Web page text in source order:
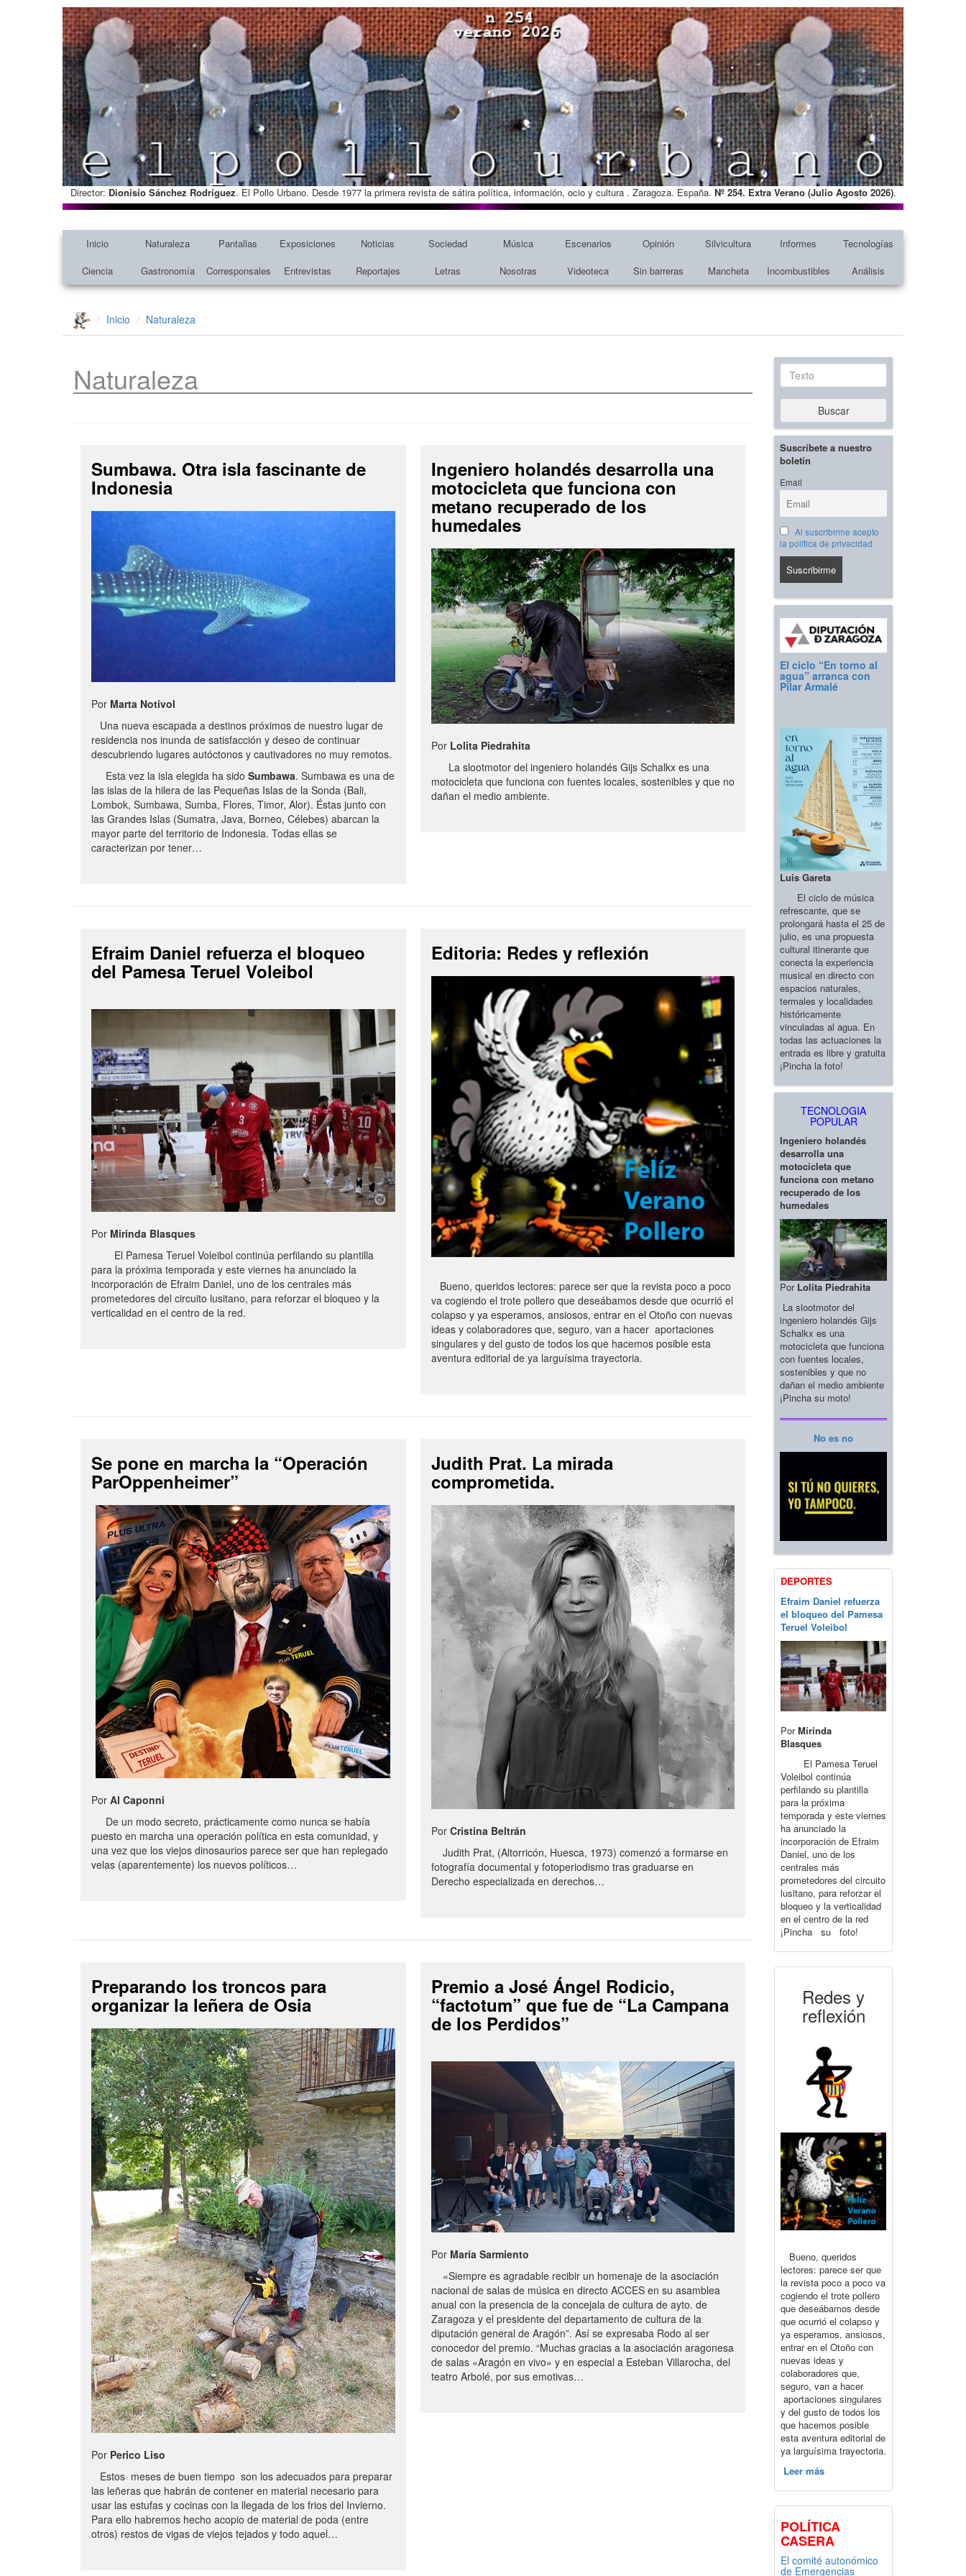
Director: Dionisio Sánchez Rodríguez. El Pollo Urbano. Desde 1977 la primera revista de sátira política, información, ocio y cultura . Zaragoza. España. Nº 254. Extra Verano (Julio Agosto 2026).
Inicio Naturaleza Pantallas Exposiciones Noticias Sociedad Música Escenarios Opinión Silvicultura Informes
Tecnologías
Ciencia
Gastronomía Corresponsales Entrevistas Reportajes Letras Nosotras Videoteca Sin barreras Mancheta Incombustibles Análisis
Inicio Naturaleza
Naturaleza
Sumbawa. Otra isla fascinante de
Indonesia
Por Marta Notivol
Una nueva escapada a destinos próximos de nuestro lugar de
residencia nos inunda de satisfacción y deseo de continuar
descubriendo lugares autóctonos y cautivadores no muy remotos.
Esta vez la isla elegida ha sido Sumbawa. Sumbawa es una de
las islas de la hilera de las Pequeñas Islas de la Sonda (Bali,
Lombok, Sumbawa, Sumba, Flores, Timor, Alor). Éstas junto con
las Grandes Islas (Sumatra, Java, Borneo, Célebes) abarcan la
mayor parte del territorio de Indonesia. Todas ellas se
caracterizan por tener…
Ingeniero holandés desarrolla una
motocicleta que funciona con
metano recuperado de los
humedales
Por Lolita Piedrahita
La slootmotor del ingeniero holandés Gijs Schalkx es una
motocicleta que funciona con fuentes locales, sostenibles y que no
dañan el medio ambiente.
Efraim Daniel refuerza el bloqueo
del Pamesa Teruel Voleibol
Por Mirinda Blasques
El Pamesa Teruel Voleibol continúa perfilando su plantilla
para la próxima temporada y este viernes ha anunciado la
incorporación de Efraim Daniel, uno de los centrales más
prometedores del circuito lusitano, para reforzar el bloqueo y la
verticalidad en el centro de la red.
Editoria: Redes y reflexión
Bueno, queridos lectores: parece ser que la revista poco a poco
va cogiendo el trote pollero que deseábamos desde que ocurrió el
colapso y ya esperamos, ansiosos, entrar en el Otoño con nuevas
ideas y colaboradores que, seguro, van a hacer aportaciones
singulares y del gusto de todos los que hacemos posible esta
aventura editorial de ya larguísima trayectoria.
Se pone en marcha la “Operación
ParOppenheimer”
Por Al Caponni
De un modo secreto, prácticamente como nunca se había
puesto en marcha una operación política en esta comunidad, y
una vez que los viejos dinosaurios parece ser que han replegado
velas (aparentemente) los nuevos políticos…
Judith Prat. La mirada
comprometida.
PorCristina Beltrán
Judith Prat, (Altorricón, Huesca, 1973) comenzó a formarse en
fotografía documental y fotoperiodismo tras graduarse en
Derecho especializada en derechos…
Preparando los troncos para
organizar la leñera de Osia
Por Perico Liso
Estos meses de buen tiempo son los adecuados para preparar
las leñeras que habrán de contener en material necesario para
usar las estufas y cocinas con la llegada de los frios del Invierno.
Para ello habremos hecho acopio de material de poda (entre
otros) restos de vigas de viejos tejados y todo aquel…
Premio a José Ángel Rodicio,
“factotum” que fue de “La Campana
de los Perdidos”
Por María Sarmiento
«Siempre es agradable recibir un homenaje de la asociación
nacional de salas de música en directo ACCES en su asamblea
anual con la presencia de la concejala de cultura de ayto. de
Zaragoza y el presidente del departamento de cultura de la
diputación general de Aragón”. Así se expresaba Rodo al ser
conocedor del premio. “Muchas gracias a la asociación aragonesa
de salas «Aragón en vivo» y en especial a Esteban Villarocha, del
teatro Arbolé, por sus emotivas…
Texto
Buscar
Suscríbete a nuestro
boletín
Email
Al suscribirme acepto
la política de privacidad
El ciclo “En torno al
agua” arranca con
Pilar Armalé
Luis Gareta
El ciclo de música
refrescante, que se
prolongará hasta el 25 de
julio, es una propuesta
cultural itinerante que
conecta la experiencia
musical en directo con
espacios naturales,
termales y localidades
históricamente
vinculadas al agua. En
todas las actuaciones la
entrada es libre y gratuita
¡Pincha la foto!
TECNOLOGIA
POPULAR
Ingeniero holandés
desarrolla una
motocicleta que
funciona con metano
recuperado de los
humedales
Por Lolita Piedrahita
La slootmotor del
ingeniero holandés Gijs
Schalkx es una
motocicleta que funciona
con fuentes locales,
sostenibles y que no
dañan el medio ambiente
¡Pincha su moto!
No es no
DEPORTES
Efraim Daniel refuerza
el bloqueo del Pamesa
Teruel Voleibol
PorMirinda
Blasques
El Pamesa Teruel
Voleibol continúa
perfilando su plantilla
para la próxima
temporada y este viernes
ha anunciado la
incorporación de Efraim
Daniel, uno de los
centrales más
prometedores del circuito
lusitano, para reforzar el
bloqueo y la verticalidad
en el centro de la red
¡Pincha su foto!
Redes y
reflexión
Bueno, queridos
lectores: parece ser que
la revista poco a poco va
cogiendo el trote pollero
que deseábamos desde
que ocurrió el colapso y
ya esperamos, ansiosos,
entrar en el Otoño con
nuevas ideas y
colaboradores que,
seguro, van a hacer
aportaciones singulares
y del gusto de todos los
que hacemos posible
esta aventura editorial de
ya larguísima trayectoria.
Leer más
POLÍTICA
CASERA
El comité autonómico
de Emergencias